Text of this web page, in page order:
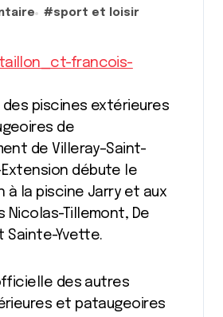
#sport et loisir
des piscines extérieures
de
de Villeray–Saint-
Extension débute le
à la piscine Jarry et aux
Nicolas-Tillemont, De
Sainte-Yvette.
des autres
et pataugeoires